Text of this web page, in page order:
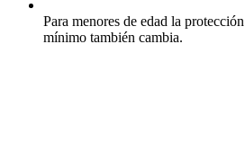
Para menores de edad la
mínimo también cambia.